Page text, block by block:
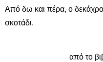
Από δω και πέρα, ο
σκοτάδι.
από το